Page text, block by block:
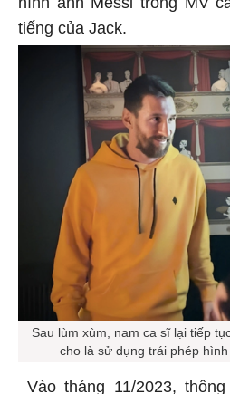
tiếng của Jack.
Sau lùm xùm, nam ca sĩ lại tiếp
cho là sử dụng trái phép
Vào tháng 11/2023,